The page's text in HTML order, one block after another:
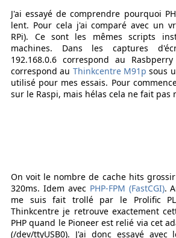
J'ai essayé de comprendre pourquoi
lent. Pour cela j'ai comparé avec un
RPi). Ce sont les mêmes scripts
machines. Dans les captures
192.168.0.6 correspond au
correspond au Thinkcentre M91p sous
utilisé pour mes essais. Pour
sur le Raspi, mais hélas cela ne fait pas
On voit le nombre de cache hits
320ms. Idem avec PHP-FPM (FastCGI).
me suis fait trollé par le Prolific
Thinkcentre je retrouve exactement
PHP quand le Pioneer est relié via cet
(/dev/ttyUSB0). J'ai donc essayé